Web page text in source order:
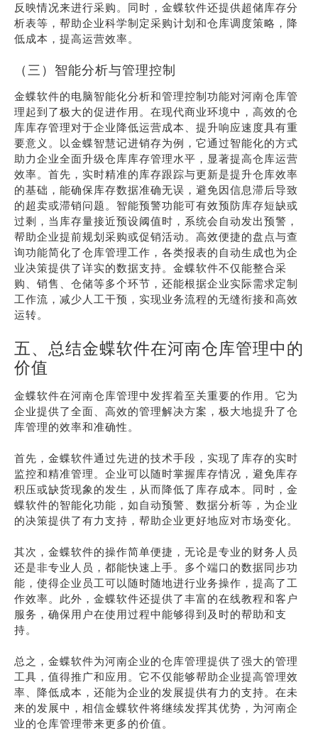
反映情况来进行采购。同时，金蝶软件还提供超储库存分
析表等，帮助企业科学制定采购计划和仓库调度策略，降
低成本，提高运营效率。
（三）智能分析与管理控制
金蝶软件的电脑智能化分析和管理控制功能对河南仓库管
理起到了极大的促进作用。在现代商业环境中，高效的仓
库库存管理对于企业降低运营成本、提升响应速度具有重
要意义。以金蝶智慧记进销存为例，它通过智能化的方式
助力企业全面升级仓库库存管理水平，显著提高仓库运营
效率。首先，实时精准的库存跟踪与更新是提升仓库效率
的基础，能确保库存数据准确无误，避免因信息滞后导致
的超卖或滞销问题。智能预警功能可有效预防库存短缺或
过剩，当库存量接近预设阈值时，系统会自动发出预警，
帮助企业提前规划采购或促销活动。高效便捷的盘点与查
询功能简化了仓库管理工作，各类报表的自动生成也为企
业决策提供了详实的数据支持。金蝶软件不仅能整合采
购、销售、仓储等多个环节，还能根据企业实际需求定制
工作流，减少人工干预，实现业务流程的无缝衔接和高效
运转。
五、总结金蝶软件在河南仓库管理中的
价值
金蝶软件在河南仓库管理中发挥着至关重要的作用。它为
企业提供了全面、高效的管理解决方案，极大地提升了仓
库管理的效率和准确性。
首先，金蝶软件通过先进的技术手段，实现了库存的实时
监控和精准管理。企业可以随时掌握库存情况，避免库存
积压或缺货现象的发生，从而降低了库存成本。同时，金
蝶软件的智能化功能，如自动预警、数据分析等，为企业
的决策提供了有力支持，帮助企业更好地应对市场变化。
其次，金蝶软件的操作简单便捷，无论是专业的财务人员
还是非专业人员，都能快速上手。多个端口的数据同步功
能，使得企业员工可以随时随地进行业务操作，提高了工
作效率。此外，金蝶软件还提供了丰富的在线教程和客户
服务，确保用户在使用过程中能够得到及时的帮助和支
持。
总之，金蝶软件为河南企业的仓库管理提供了强大的管理
工具，值得推广和应用。它不仅能够帮助企业提高管理效
率、降低成本，还能为企业的发展提供有力的支持。在未
来的发展中，相信金蝶软件将继续发挥其优势，为河南企
业的仓库管理带来更多的价值。